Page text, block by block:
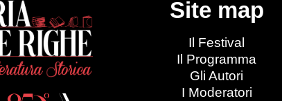
Site map
Il Festival
Il Programma
Gli Autori
I Moderatori